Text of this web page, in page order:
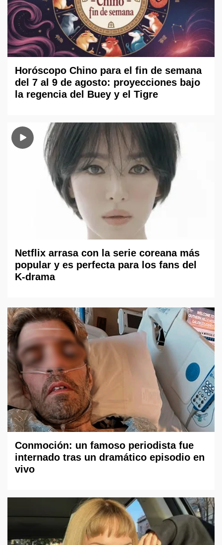
Horóscopo Chino para el fin de semana
del 7 al 9 de agosto: proyecciones bajo
la regencia del Buey y el Tigre
Netflix arrasa con la serie coreana más
popular y es perfecta para los fans del
K-drama
Conmoción: un famoso periodista fue
internado tras un dramático episodio en
vivo